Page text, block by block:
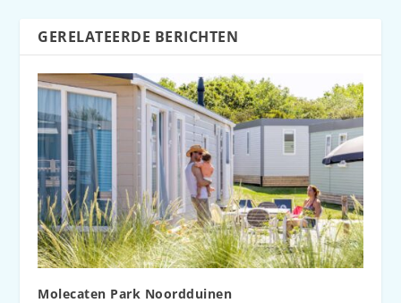
GERELATEERDE BERICHTEN
Molecaten Park Noordduinen